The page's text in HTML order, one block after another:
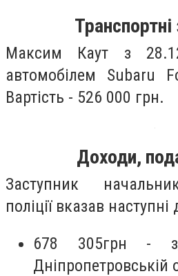
Максим Каут з
автомобілем Subaru
Вартість - 526 000 грн.
Доходи,
Заступник
поліції вказав наступні
678 305грн
Дніпропетровській